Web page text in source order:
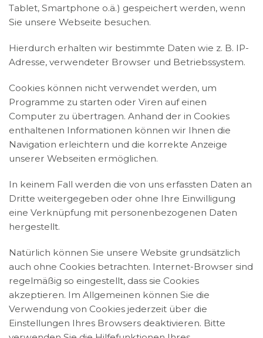
Tablet, Smartphone o.ä.) gespeichert werden, wenn
Sie unsere Webseite besuchen.
Hierdurch erhalten wir bestimmte Daten wie z. B. IP-
Adresse, verwendeter Browser und Betriebssystem.
Cookies können nicht verwendet werden, um
Programme zu starten oder Viren auf einen
Computer zu übertragen. Anhand der in Cookies
enthaltenen Informationen können wir Ihnen die
Navigation erleichtern und die korrekte Anzeige
unserer Webseiten ermöglichen.
In keinem Fall werden die von uns erfassten Daten an
Dritte weitergegeben oder ohne Ihre Einwilligung
eine Verknüpfung mit personenbezogenen Daten
hergestellt.
Natürlich können Sie unsere Website grundsätzlich
auch ohne Cookies betrachten. Internet-Browser sind
regelmäßig so eingestellt, dass sie Cookies
akzeptieren. Im Allgemeinen können Sie die
Verwendung von Cookies jederzeit über die
Einstellungen Ihres Browsers deaktivieren. Bitte